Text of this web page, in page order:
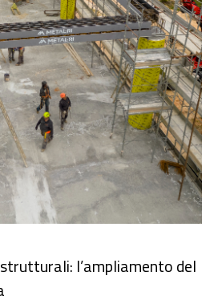
l’ampliamento del